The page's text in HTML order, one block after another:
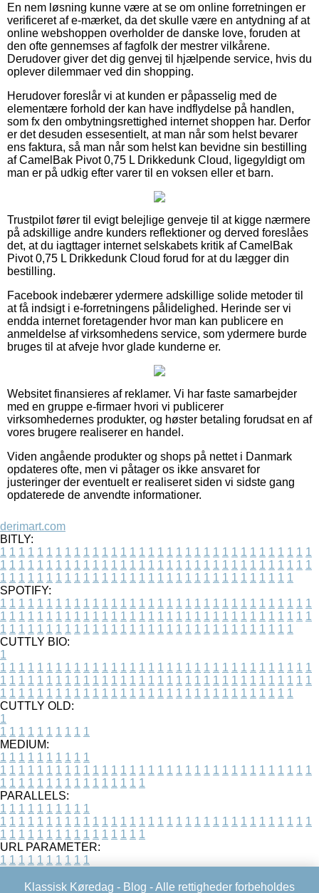
En nem løsning kunne være at se om online forretningen er
verificeret af e-mærket, da det skulle være en antydning af at
online webshoppen overholder de danske love, foruden at
den ofte gennemses af fagfolk der mestrer vilkårene.
Derudover giver det dig genvej til hjælpende service, hvis du
oplever dilemmaer ved din shopping.
Herudover foreslår vi at kunden er påpasselig med de
elementære forhold der kan have indflydelse på handlen,
som fx den ombytningsrettighed internet shoppen har. Derfor
er det desuden essesentielt, at man når som helst bevarer
ens faktura, så man når som helst kan bevidne sin bestilling
af CamelBak Pivot 0,75 L Drikkedunk Cloud, ligegyldigt om
man er på udkig efter varer til en voksen eller et barn.
Trustpilot fører til evigt belejlige genveje til at kigge nærmere
på adskillige andre kunders reflektioner og derved foreslåes
det, at du iagttager internet selskabets kritik af CamelBak
Pivot 0,75 L Drikkedunk Cloud forud for at du lægger din
bestilling.
Facebook indebærer ydermere adskillige solide metoder til
at få indsigt i e-forretningens pålidelighed. Herinde ser vi
endda internet foretagender hvor man kan publicere en
anmeldelse af virksomhedens service, som ydermere burde
bruges til at afveje hvor glade kunderne er.
Websitet finansieres af reklamer. Vi har faste samarbejder
med en gruppe e-firmaer hvori vi publicerer
virksomhedernes produkter, og høster betaling forudsat en af
vores brugere realiserer en handel.
Viden angående produkter og shops på nettet i Danmark
opdateres ofte, men vi påtager os ikke ansvaret for
justeringer der eventuelt er realiseret siden vi sidste gang
opdaterede de anvendte informationer.
derimart.com
BITLY:
1 1 1 1 1 1 1 1 1 1 1 1 1 1 1 1 1 1 1 1 1 1 1 1 1 1 1 1 1 1 1 1 1 1
1 1 1 1 1 1 1 1 1 1 1 1 1 1 1 1 1 1 1 1 1 1 1 1 1 1 1 1 1 1 1 1 1 1
1 1 1 1 1 1 1 1 1 1 1 1 1 1 1 1 1 1 1 1 1 1 1 1 1 1 1 1 1 1 1 1
SPOTIFY:
1 1 1 1 1 1 1 1 1 1 1 1 1 1 1 1 1 1 1 1 1 1 1 1 1 1 1 1 1 1 1 1 1 1
1 1 1 1 1 1 1 1 1 1 1 1 1 1 1 1 1 1 1 1 1 1 1 1 1 1 1 1 1 1 1 1 1 1
1 1 1 1 1 1 1 1 1 1 1 1 1 1 1 1 1 1 1 1 1 1 1 1 1 1 1 1 1 1 1 1
CUTTLY BIO:
1
1 1 1 1 1 1 1 1 1 1 1 1 1 1 1 1 1 1 1 1 1 1 1 1 1 1 1 1 1 1 1 1 1 1
1 1 1 1 1 1 1 1 1 1 1 1 1 1 1 1 1 1 1 1 1 1 1 1 1 1 1 1 1 1 1 1 1 1
1 1 1 1 1 1 1 1 1 1 1 1 1 1 1 1 1 1 1 1 1 1 1 1 1 1 1 1 1 1 1 1
CUTTLY OLD:
1
1 1 1 1 1 1 1 1 1 1
MEDIUM:
1 1 1 1 1 1 1 1 1 1
1 1 1 1 1 1 1 1 1 1 1 1 1 1 1 1 1 1 1 1 1 1 1 1 1 1 1 1 1 1 1 1 1 1
1 1 1 1 1 1 1 1 1 1 1 1 1 1 1 1
PARALLELS:
1 1 1 1 1 1 1 1 1 1
1 1 1 1 1 1 1 1 1 1 1 1 1 1 1 1 1 1 1 1 1 1 1 1 1 1 1 1 1 1 1 1 1 1
1 1 1 1 1 1 1 1 1 1 1 1 1 1 1 1
URL PARAMETER:
1 1 1 1 1 1 1 1 1 1
Klassisk Køredag - Blog - Alle rettigheder forbeholdes